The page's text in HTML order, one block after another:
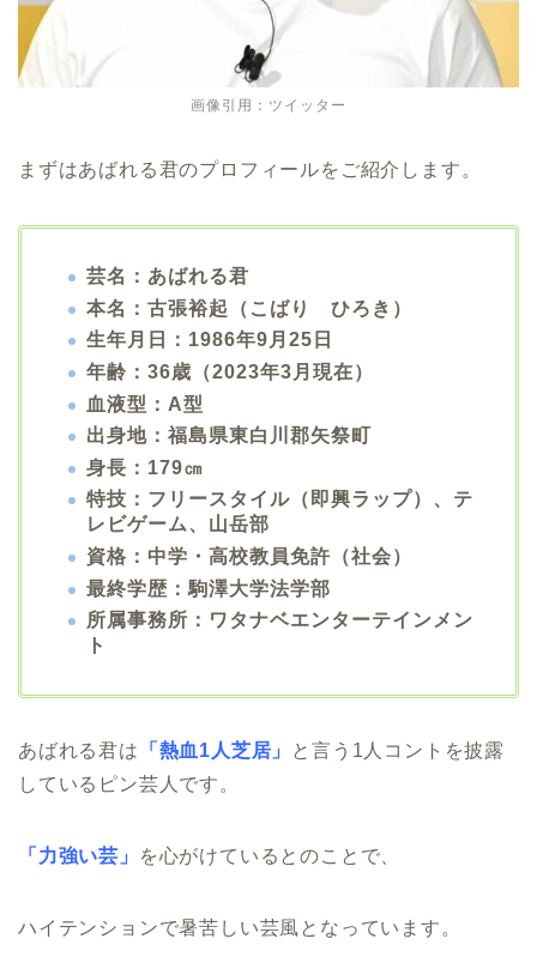
画像引用：ツイッター
まずはあばれる君のプロフィールをご紹介します。
芸名：あばれる君
本名：古張裕起（こばり ひろき）
生年月日：1986年9月25日
年齢：36歳（2023年3月現在）
血液型：A型
出身地：福島県東白川郡矢祭町
身長：179㎝
特技：フリースタイル（即興ラップ）、テ
レビゲーム、山岳部
資格：中学・高校教員免許（社会）
最終学歴：駒澤大学法学部
所属事務所：ワタナベエンターテインメン
ト
あばれる君は 「熱血1人芝居」
と言う1人コントを披露
しているピン芸人です。
「力強い芸」 を心がけているとのことで、
ハイテンションで暑苦しい芸風となっています。